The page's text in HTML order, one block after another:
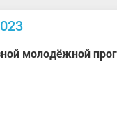
молодёжной